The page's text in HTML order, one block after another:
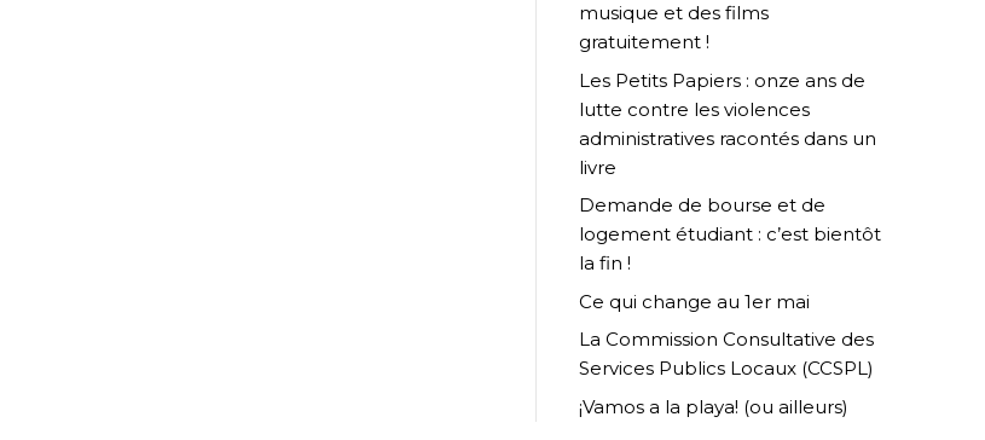
musique et des films
gratuitement !
Les Petits Papiers : onze ans de
lutte contre les violences
administratives racontés dans un
livre
Demande de bourse et de
logement étudiant : c’est bientôt
la fin !
Ce qui change au 1er mai
La Commission Consultative des
Services Publics Locaux (CCSPL)
¡Vamos a la playa! (ou ailleurs)